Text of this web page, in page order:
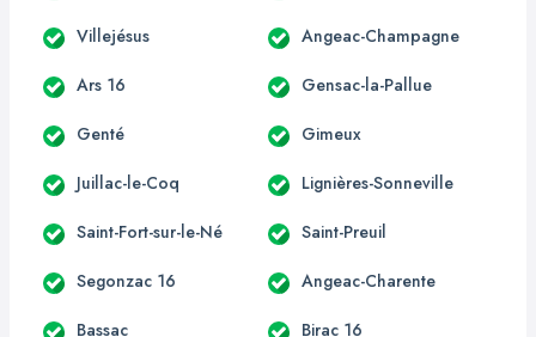
Villejésus Angeac-Champagne
Ars 16 Gensac-la-Pallue
Genté Gimeux
Juillac-le-Coq Lignières-Sonneville
Saint-Fort-sur-le-Né Saint-Preuil
Segonzac 16 Angeac-Charente
Bassac Birac 16